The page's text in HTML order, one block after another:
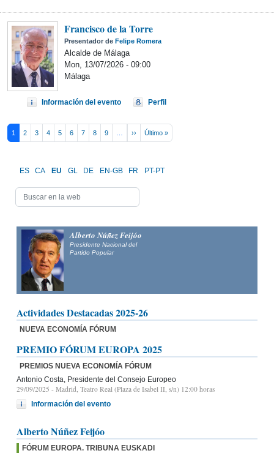
Francisco de la Torre
Presentador de Felipe Romera
Alcalde de Málaga
Mon, 13/07/2026 - 09:00
Málaga
Información del evento Perfil
Pagination
1 2 3 4 5 6 7 8 9 ››Next page
Último »Last page
ES CA EU GL DE EN-GB FR PT-PT
Alberto Núñez Feijóo
Presidente Nacional del
Partido Popular
Actividades Destacadas 2025-26
NUEVA ECONOMÍA FÓRUM
PREMIO FÓRUM EUROPA 2025
PREMIOS NUEVA ECONOMÍA FÓRUM
Antonio Costa, Presidente del Consejo Europeo
29/09/2025 - Madrid, Teatro Real (Plaza de Isabel II, s/n) 12:00 horas
Información del evento
Alberto Núñez Feijóo
FÓRUM EUROPA. TRIBUNA EUSKADI